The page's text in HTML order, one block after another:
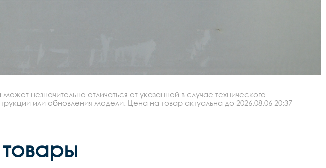
незначительно отличаться от указанной в случае технического
или обновления модели. Цена на товар актуальна до 2026.08.06 20:37